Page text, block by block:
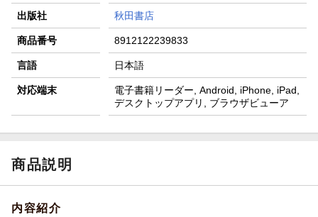
出版社 秋田書店
商品番号 8912122239833
言語 日本語
対応端末
電子書籍リーダー, Android, iPhone, iPad,
デスクトップアプリ, ブラウザビューア
商品説明
内容紹介